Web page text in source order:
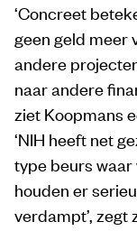
‘Concreet
geen geld meer
andere
naar andere
ziet Koopmans
‘NIH heeft net
type beurs waar
houden er
verdampt’, zegt